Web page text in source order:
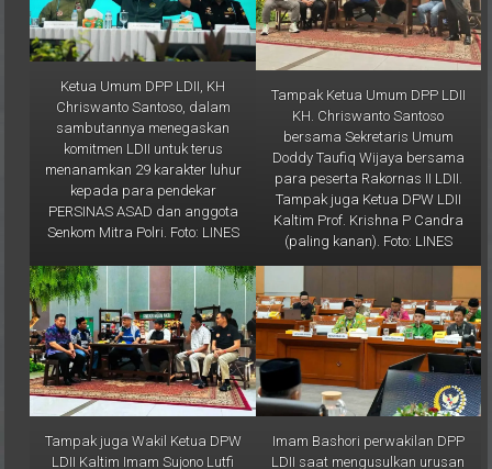
Ketua Umum DPP LDII, KH
Chriswanto Santoso, dalam
sambutannya menegaskan
komitmen LDII untuk terus
menanamkan 29 karakter luhur
kepada para pendekar
PERSINAS ASAD dan anggota
Senkom Mitra Polri. Foto: LINES
Tampak Ketua Umum DPP LDII
KH. Chriswanto Santoso
bersama Sekretaris Umum
Doddy Taufiq Wijaya bersama
para peserta Rakornas II LDII.
Tampak juga Ketua DPW LDII
Kaltim Prof. Krishna P Candra
(paling kanan). Foto: LINES
Tampak juga Wakil Ketua DPW
LDII Kaltim Imam Sujono Lutfi
(paling kanan). Foto: LINES
Imam Bashori perwakilan DPP
LDII saat mengusulkan urusan
haji pada satu kementerian